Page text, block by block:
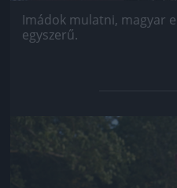
Imádok mulatni, magyar
egyszerű.
Jön